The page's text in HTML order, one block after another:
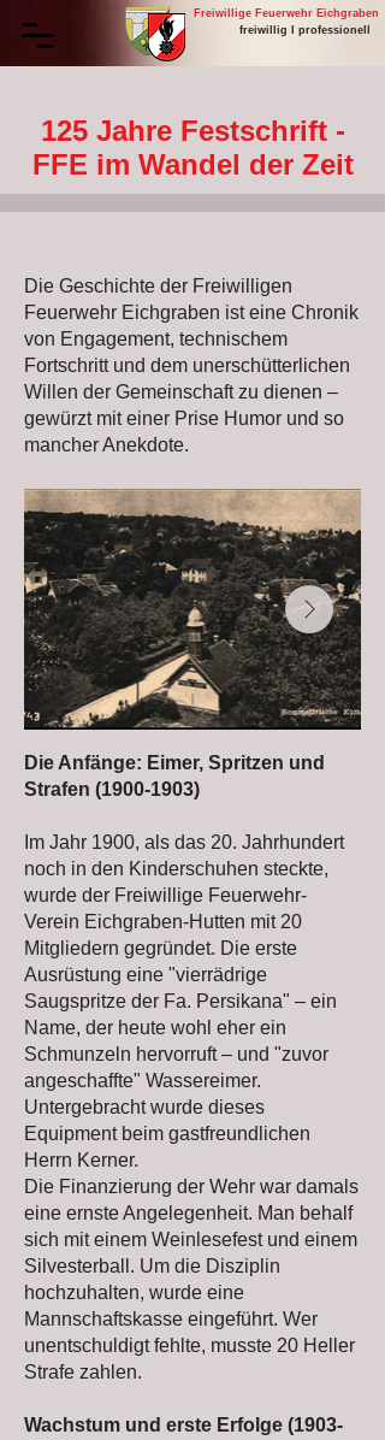
Freiwillige Feuerwehr Eichgraben
freiwillig I professionell
125 Jahre Festschrift -
FFE im Wandel der Zeit
Die Geschichte der Freiwilligen
Feuerwehr Eichgraben ist eine Chronik
von Engagement, technischem
Fortschritt und dem unerschütterlichen
Willen der Gemeinschaft zu dienen –
gewürzt mit einer Prise Humor und so
mancher Anekdote.
Die Anfänge: Eimer, Spritzen und
Strafen (1900-1903)
Im Jahr 1900, als das 20. Jahrhundert
noch in den Kinderschuhen steckte,
wurde der Freiwillige Feuerwehr-
Verein Eichgraben-Hutten mit 20
Mitgliedern gegründet. Die erste
Ausrüstung eine "vierrädrige
Saugspritze der Fa. Persikana" – ein
Name, der heute wohl eher ein
Schmunzeln hervorruft – und "zuvor
angeschaffte" Wassereimer.
Untergebracht wurde dieses
Equipment beim gastfreundlichen
Herrn Kerner.
Die Finanzierung der Wehr war damals
eine ernste Angelegenheit. Man behalf
sich mit einem Weinlesefest und einem
Silvesterball. Um die Disziplin
hochzuhalten, wurde eine
Mannschaftskasse eingeführt. Wer
unentschuldigt fehlte, musste 20 Heller
Strafe zahlen.
Wachstum und erste Erfolge (1903-